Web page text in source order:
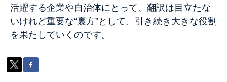
活躍する企業や自治体にとって、翻訳は目立たな
いけれど重要な“裏方”として、引き続き大きな役割
を果たしていくのです。